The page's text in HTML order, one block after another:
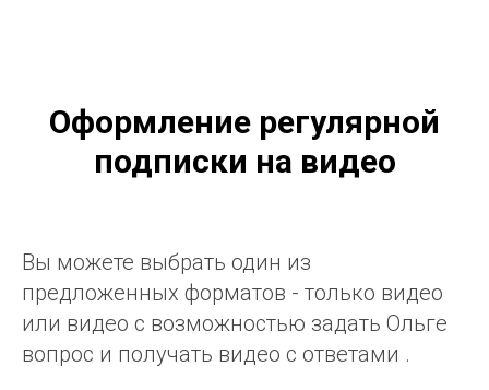
Оформление регулярной
подписки на видео
Вы можете выбрать один из
предложенных форматов - только видео
или видео с возможностью задать Ольге
вопрос и получать видео с ответами .